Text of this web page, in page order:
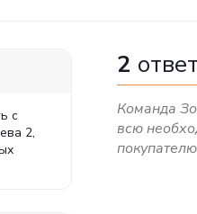
с
2,
2
Команда
всю